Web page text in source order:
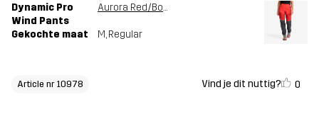
Dynamic Pro
Wind Pants
Aurora Red/Bossa Nova
Gekochte maat M, Regular
Article nr 10978 Vind je dit nuttig? 0